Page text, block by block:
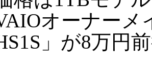
オーナーメ
」が8万円